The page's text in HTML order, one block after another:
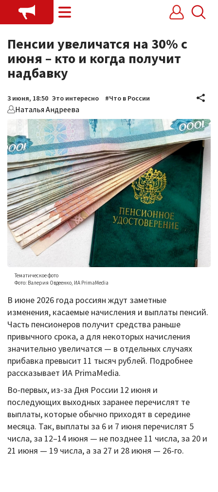
PrimaMedia.ru
Новости
В России
Владивосток
Игры
Опросы
Прямые эфиры
Карточки
Трансляции
Фотоконкурсы
Конференции
PrimaMedia
Яндекс.Погода +30°C
$ 81.41€ 94.06
Пенсии увеличатся на 30% с
июня – кто и когда получит
надбавку
3 июня, 18:50 Это интересно #Что в России
Наталья Андреева
Тематическое фото
Фото: Валерия Овдеенко, ИА PrimaMedia
В июне 2026 года россиян ждут заметные
изменения, касаемые начисления и выплаты пенсий.
Часть пенсионеров получит средства раньше
привычного срока, а для некоторых начисления
значительно увеличатся — в отдельных случаях
прибавка превысит 11 тысяч рублей. Подробнее
рассказывает ИА PrimaMedia.
Во-первых, из-за Дня России 12 июня и
последующих выходных заранее перечислят те
выплаты, которые обычно приходят в середине
месяца. Так, выплаты за 6 и 7 июня перечислят 5
числа, за 12–14 июня — не позднее 11 числа, за 20 и
21 июня — 19 числа, а за 27 и 28 июня — 26-го.